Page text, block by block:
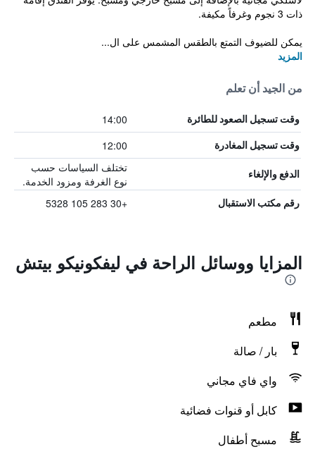
ذات 3 نجوم وغرفاً مكيفة.
يمكن للضيوف التمتع بالطقس المشمس على ال...
المزيد
من الجيد أن تعلم
وقت تسجيل الصعود للطائرة 14:00
وقت تسجيل المغادرة 12:00
الدفع والإلغاء
تختلف السياسات حسب
نوع الغرفة ومزود الخدمة.
رقم مكتب الاستقبال +30 283 105 5328
المزايا ووسائل الراحة في ليفكونيكو بيتش
مطعم
بار / صالة
واي فاي مجاني
كابل أو قنوات فضائية
مسبح أطفال